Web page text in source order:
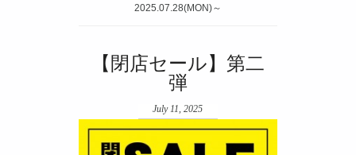
2025.07.28(MON)～
【閉店セール】第二
弾
July 11, 2025